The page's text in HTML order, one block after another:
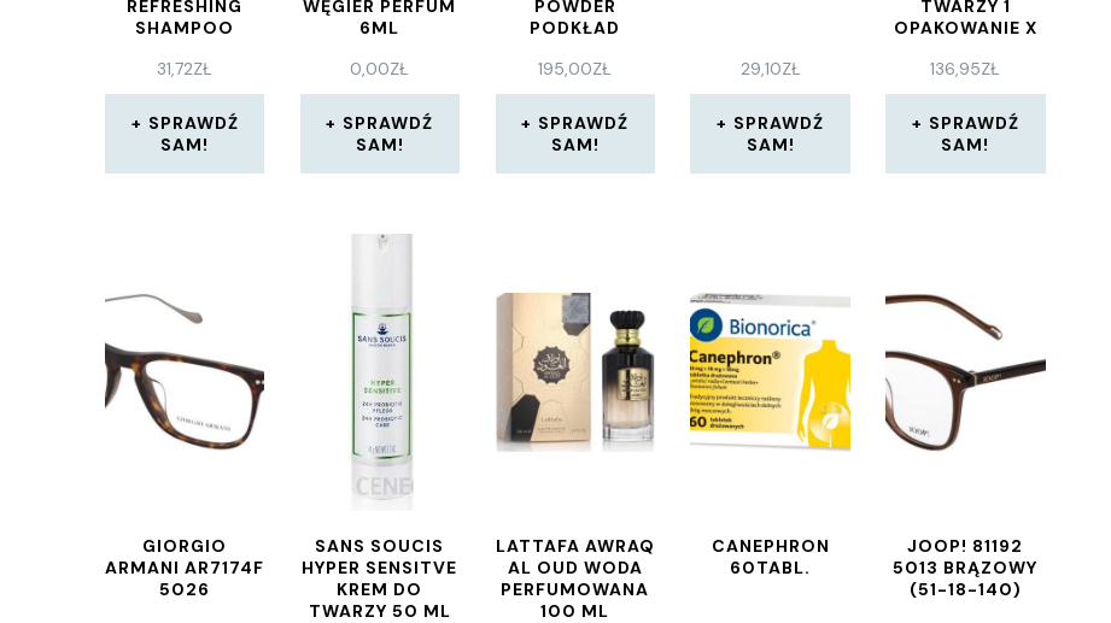
REFRESHING
SHAMPOO
ODŚWIEŻAJĄCY
Z EKSTRAKTEM
Z MIĘTY 1000
ML
31,72ZŁ
SPRAWDŹ
SAM!
WĘGIER PERFUM
6ML
0,00ZŁ
SPRAWDŹ
SAM!
POWDER
PODKŁAD
WARM 8 G
195,00ZŁ
SPRAWDŹ
SAM!
29,10ZŁ
SPRAWDŹ
SAM!
TWARZY 1
OPAKOWANIE X
136,95ZŁ
SPRAWDŹ
SAM!
GIORGIO
ARMANI AR7174F
5026
SANS SOUCIS
HYPER SENSITVE
KREM DO
TWARZY 50 ML
LATTAFA AWRAQ
AL OUD WODA
PERFUMOWANA
100 ML
CANEPHRON
60TABL.
JOOP! 81192
5013 BRĄZOWY
(51-18-140)